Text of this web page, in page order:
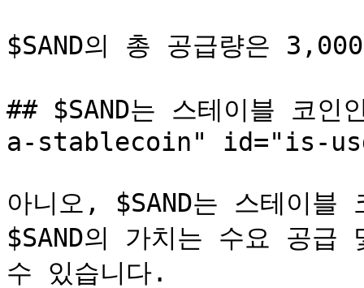
$SAND의 총 공급량은
## $SAND는 스테이블 코
a-stablecoin" id="is-
아니오, $SAND는 스테이블
$SAND의 가치는 수요 공
수 있습니다.